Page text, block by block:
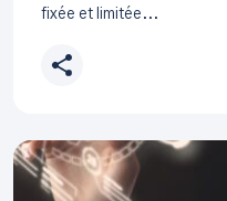
fixée et limitée...